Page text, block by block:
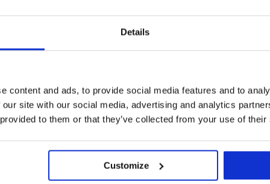
Details
content and ads, to provide social media features and to
site with our social media, advertising and analytics
to them or that they’ve collected from your use of
Customize